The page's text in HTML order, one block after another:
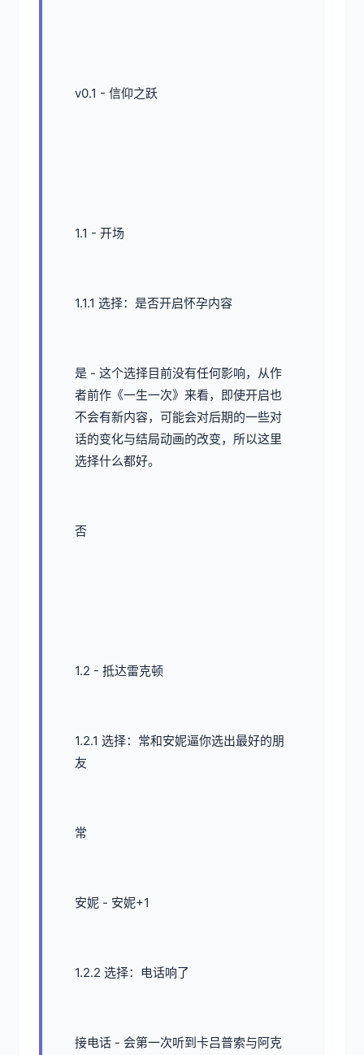
v0.1 - 信仰之跃
1.1 - 开场
1.1.1 选择：是否开启怀孕内容
是 - 这个选择目前没有任何影响，从作
者前作《一生一次》来看，即使开启也
不会有新内容，可能会对后期的一些对
话的变化与结局动画的改变，所以这里
选择什么都好。
否
1.2 - 抵达雷克顿
1.2.1 选择：常和安妮逼你选出最好的朋
友
常
安妮 - 安妮+1
1.2.2 选择：电话响了
接电话 - 会第一次听到卡吕普索与阿克